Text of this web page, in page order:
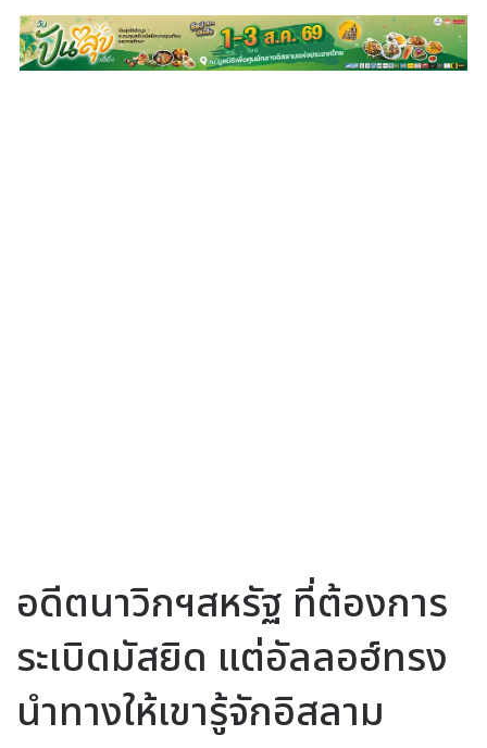
อดีตนาวิกฯสหรัฐ ที่ต้องการ
ระเบิดมัสยิด แต่อัลลอฮ์ทรง
นำทางให้เขารู้จักอิสลาม